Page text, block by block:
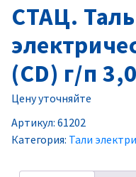
СТАЦ. Таль
(CD) г/п
Цену уточняйте
Артикул: 61202
Категория: Тали